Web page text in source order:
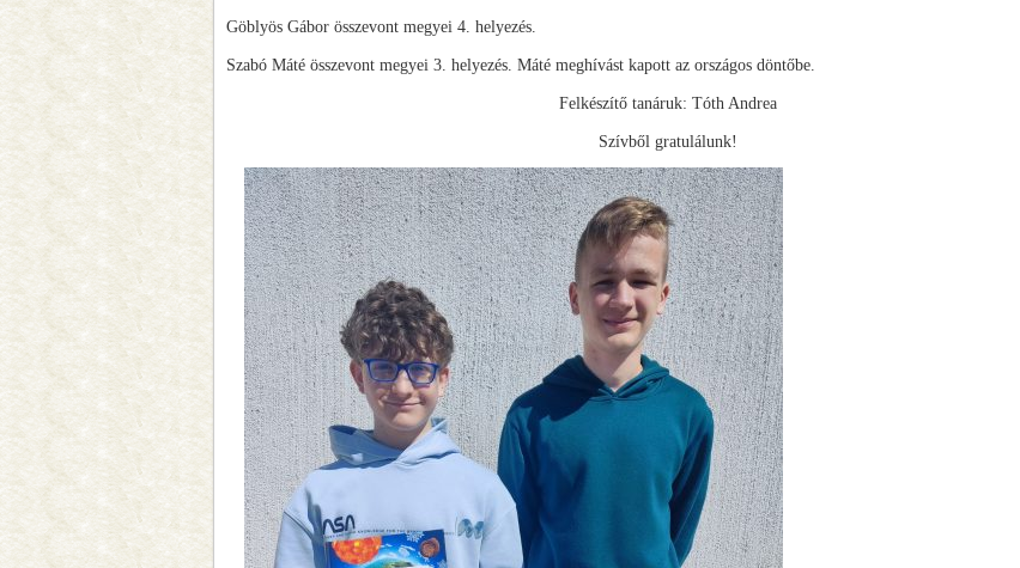
Göblyös Gábor összevont megyei 4. helyezés.
Szabó Máté összevont megyei 3. helyezés. Máté meghívást kapott az országos döntőbe.
Felkészítő tanáruk: Tóth Andrea
Szívből gratulálunk!